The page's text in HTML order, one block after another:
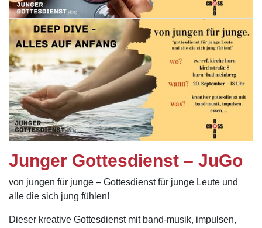
Junger Gottesdienst – JuGo
von jungen für junge – Gottesdienst für junge Leute und
alle die sich jung fühlen!
Dieser kreative Gottesdienst mit band-musik, impulsen,